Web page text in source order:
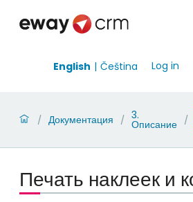
English Čeština Log in
/ Документация / 3.
Описание /
Печать наклеек и